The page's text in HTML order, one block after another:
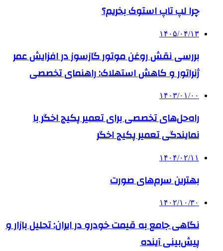
چرا لپ تاپ استوک بخریم؟
۱۴۰۵/۰۴/۱۳
بررسی نقش روغن موتور گازسوز در افزایش عمر
ژنراتور و کاهش استهلاک: راهنمای تخصصی
۱۴۰۳/۰۱/۰۰
راه‌حل‌های تخصصی برای تعمیر پکیج اخگر با
نمایندگی تعمیر پکیج اخگر
۱۴۰۴/۰۲/۱۱
بهترین سرم‌های صورت
۱۴۰۲/۱۰/۳۰
نگاهی جامع به قیمت خودرو در ایران: تحلیل بازار و
پیش‌بینی آینده